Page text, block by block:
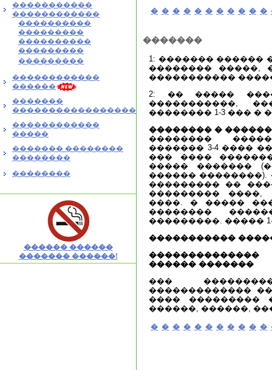
�����������
������������
����������
���������
����������
���������
���������
������������
������
�������
�����������������
������������
�����
������� ��������
��������
��������
������ ������
������� ������!
� � � � � � � � � � �
�������
1: ������� ������
�������� �����,
�����������
2: �� �����
�����������,
�������� 1-3 ��� �
�������� �
��������
������� 3-4 ����
��� ����
����� �������
������
��������� ��
���������
����. � �����
��������
���������. �����
�����������
������ �������
���
�������������
���� ���������
������, ������,
� � � � � � � � � � �